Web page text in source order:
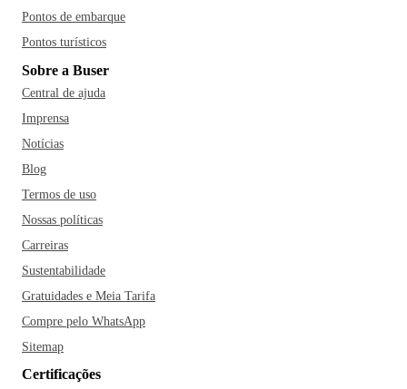
Pontos de embarque
Pontos turísticos
Sobre a Buser
Central de ajuda
Imprensa
Notícias
Blog
Termos de uso
Nossas políticas
Carreiras
Sustentabilidade
Gratuidades e Meia Tarifa
Compre pelo WhatsApp
Sitemap
Certificações